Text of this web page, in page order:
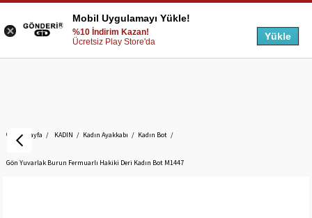
Anasayfa KADIN Kadın Ayakkabı Kadın Bot
Gön Yuvarlak Burun Fermuarlı Hakiki Deri Kadın Bot M1447
Mobil Uygulamayı Yükle!
%10 İndirim Kazan!
Ücretsiz Play Store'da
Yükle